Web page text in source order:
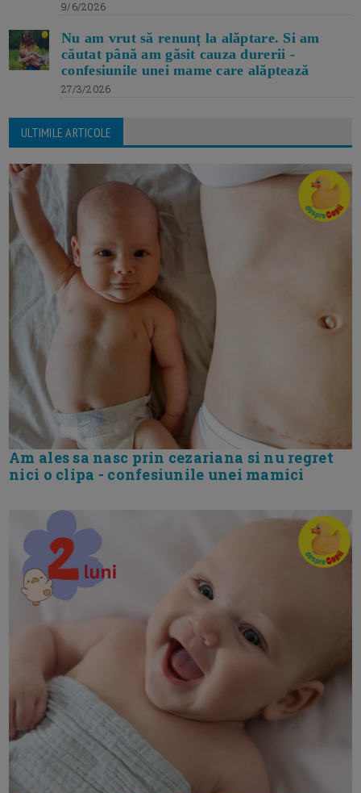
9/6/2026
Nu am vrut să renunț la alăptare. Si am
căutat până am găsit cauza durerii -
confesiunile unei mame care alăptează
27/3/2026
ULTIMILE ARTICOLE
Am ales sa nasc prin cezariana si nu regret
nici o clipa - confesiunile unei mamici